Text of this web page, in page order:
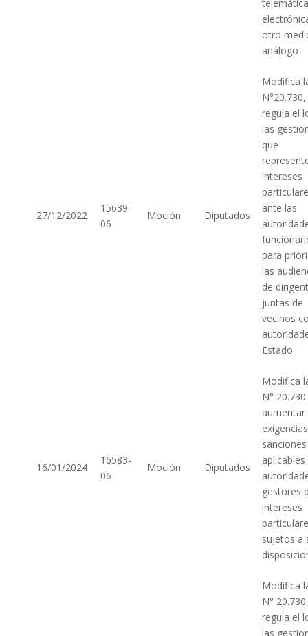
otro
análogo
27/12/2022
15639-
06
Moción Diputados
Modifica
regula el
las
que
intereses
ante las
para
las
de
juntas de
vecinos
Estado
16/01/2024
16583-
06
Moción Diputados
Modifica
N°
aumentar
sanciones
aplicables
gestores
intereses
sujetos a
Modifica
N°
regula el
las